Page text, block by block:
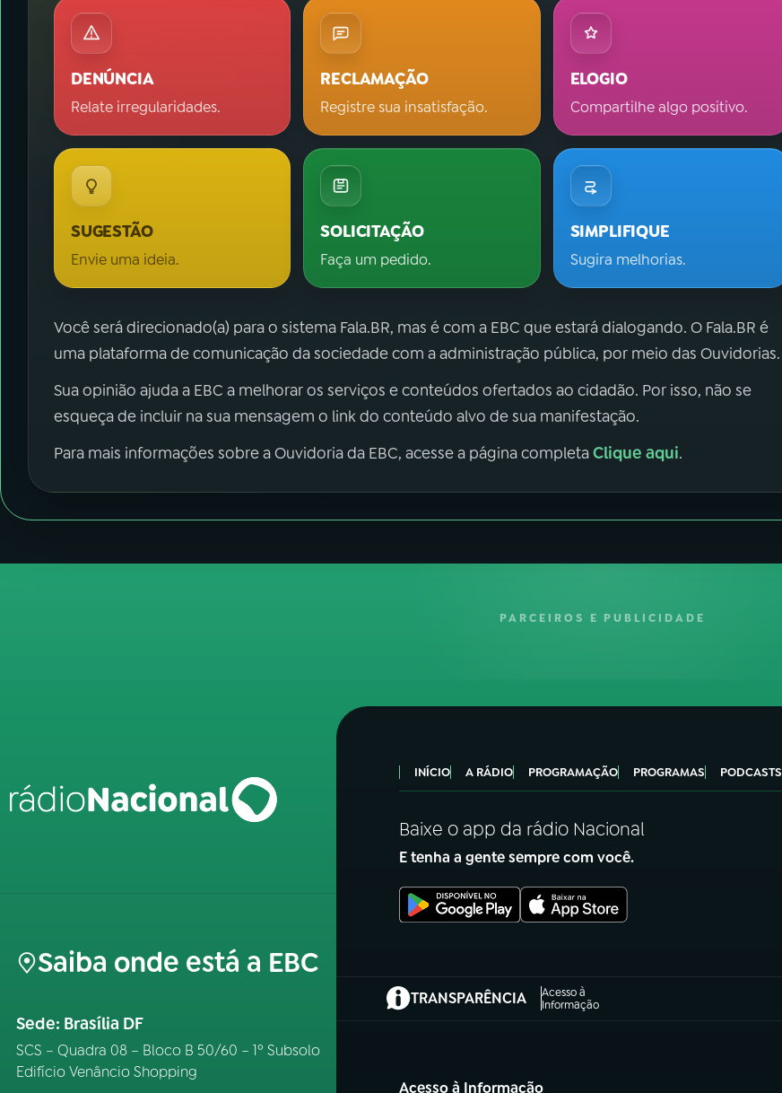
DENÚNCIA
Relate irregularidades.
RECLAMAÇÃO
Registre sua insatisfação.
ELOGIO
Compartilhe algo positivo.
SUGESTÃO
Envie uma ideia.
SOLICITAÇÃO
Faça um pedido.
SIMPLIFIQUE
Sugira melhorias.
Você será direcionado(a) para o sistema Fala.BR, mas é com a EBC que estará dialogando. O Fala.BR é
uma plataforma de comunicação da sociedade com a administração pública, por meio das Ouvidorias.
Sua opinião ajuda a EBC a melhorar os serviços e conteúdos ofertados ao cidadão. Por isso, não se
esqueça de incluir na sua mensagem o link do conteúdo alvo de sua manifestação.
Para mais informações sobre a Ouvidoria da EBC, acesse a página completaClique aqui.
PARCEIROS E PUBLICIDADE
Saiba onde está a EBC
Sede: Brasília DF
SCS – Quadra 08 – Bloco B 50/60 – 1º Subsolo
Edifício Venâncio Shopping
INÍCIO A RÁDIO PROGRAMAÇÃO PROGRAMAS PODCASTS
Baixe o app da rádio Nacional
E tenha a gente sempre com você.
TRANSPARÊNCIA
Acesso à
Informação
(abre em nova aba)
Acesso à Informação